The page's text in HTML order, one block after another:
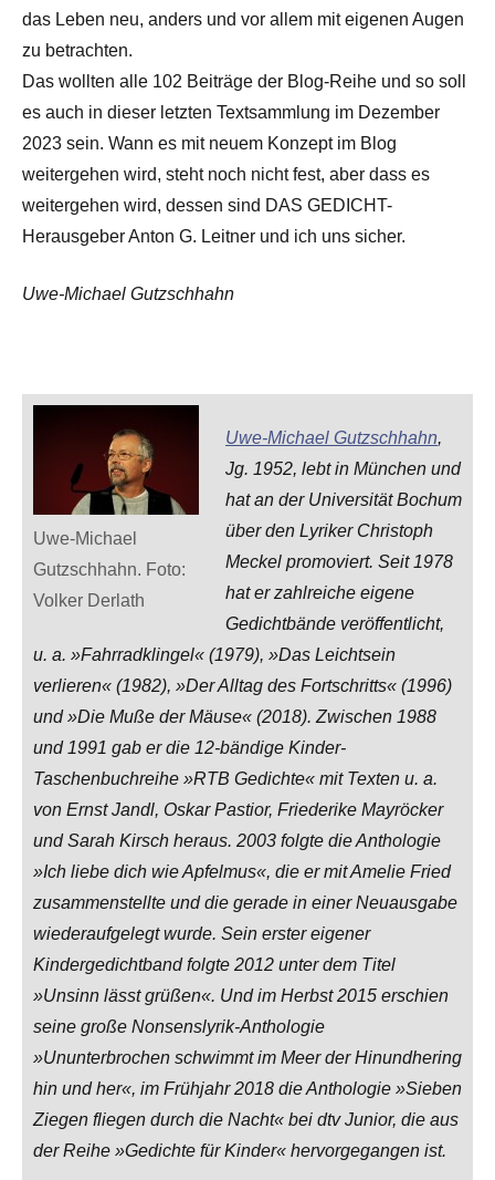
das Leben neu, anders und vor allem mit eigenen Augen
zu betrachten.
Das wollten alle 102 Beiträge der Blog-Reihe und so soll
es auch in dieser letzten Textsammlung im Dezember
2023 sein. Wann es mit neuem Konzept im Blog
weitergehen wird, steht noch nicht fest, aber dass es
weitergehen wird, dessen sind DAS GEDICHT-
Herausgeber Anton G. Leitner und ich uns sicher.
Uwe-Michael Gutzschhahn
Uwe-Michael
Gutzschhahn. Foto:
Volker Derlath
Uwe-Michael Gutzschhahn,
Jg. 1952, lebt in München und
hat an der Universität Bochum
über den Lyriker Christoph
Meckel promoviert. Seit 1978
hat er zahlreiche eigene
Gedichtbände veröffentlicht,
u. a. »Fahrradklingel« (1979), »Das Leichtsein
verlieren« (1982), »Der Alltag des Fortschritts« (1996)
und »Die Muße der Mäuse« (2018). Zwischen 1988
und 1991 gab er die 12-bändige Kinder-
Taschenbuchreihe »RTB Gedichte« mit Texten u. a.
von Ernst Jandl, Oskar Pastior, Friederike Mayröcker
und Sarah Kirsch heraus. 2003 folgte die Anthologie
»Ich liebe dich wie Apfelmus«, die er mit Amelie Fried
zusammenstellte und die gerade in einer Neuausgabe
wiederaufgelegt wurde. Sein erster eigener
Kindergedichtband folgte 2012 unter dem Titel
»Unsinn lässt grüßen«. Und im Herbst 2015 erschien
seine große Nonsenslyrik-Anthologie
»Ununterbrochen schwimmt im Meer der Hinundhering
hin und her«, im Frühjahr 2018 die Anthologie »Sieben
Ziegen fliegen durch die Nacht« bei dtv Junior, die aus
der Reihe »Gedichte für Kinder« hervorgegangen ist.